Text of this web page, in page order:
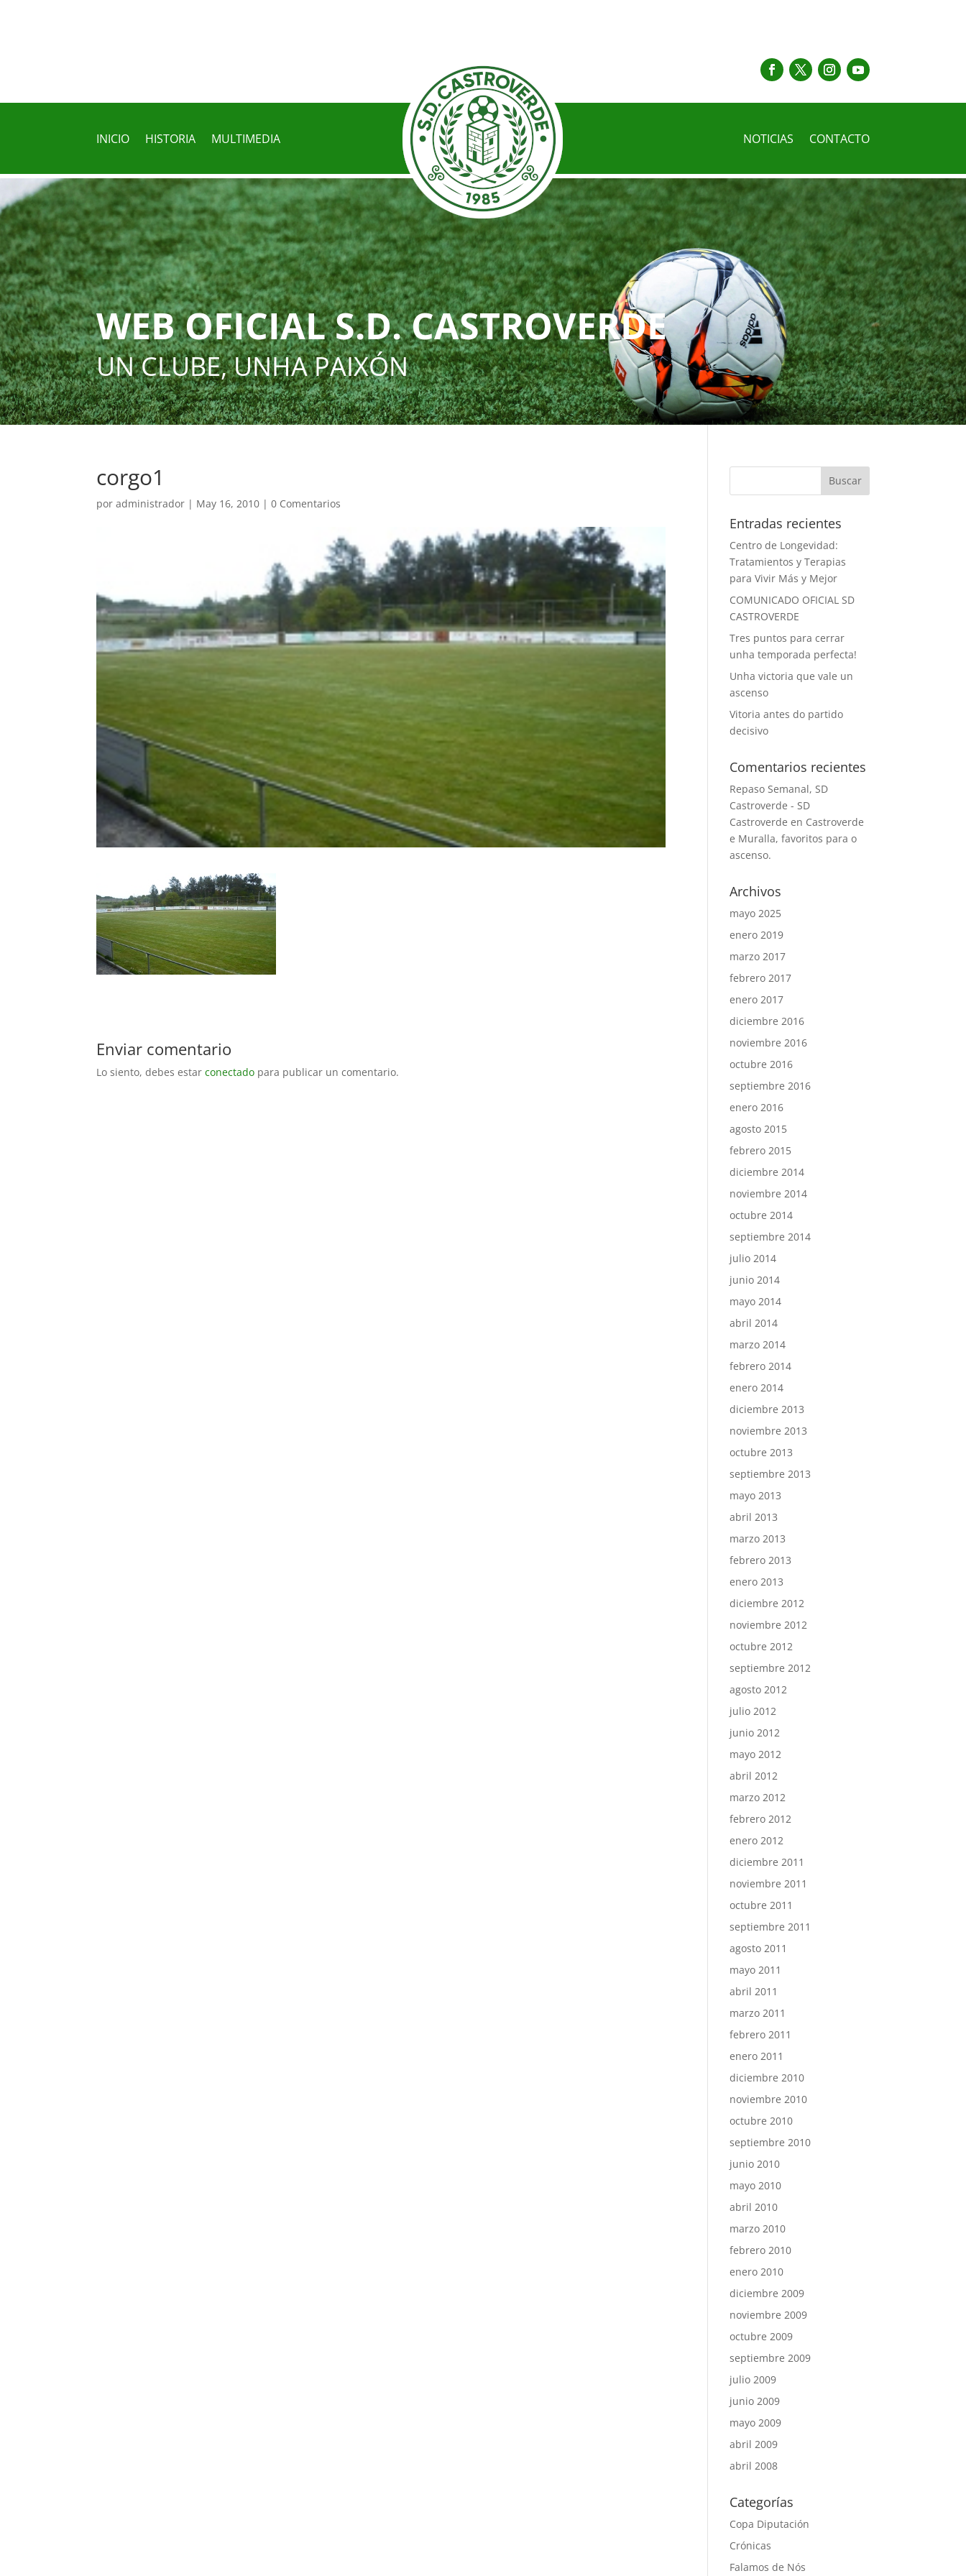
INICIO HISTORIA MULTIMEDIA NOTICIAS CONTACTO
WEB OFICIAL S.D. CASTROVERDE
UN CLUBE, UNHA PAIXÓN
corgo1
poradministrador | May 16, 2010 |0 Comentarios
Enviar comentario
Lo siento, debes estarconectado para publicar un comentario.
Entradas recientes
Centro de Longevidad:
Tratamientos y Terapias
para Vivir Más y Mejor
COMUNICADO OFICIAL SD
CASTROVERDE
Tres puntos para cerrar
unha temporada perfecta!
Unha victoria que vale un
ascenso
Vitoria antes do partido
decisivo
Comentarios recientes
Repaso Semanal, SD
Castroverde - SD
Castroverde en Castroverde
e Muralla, favoritos para o
ascenso.
Archivos
mayo 2025
enero 2019
marzo 2017
febrero 2017
enero 2017
diciembre 2016
noviembre 2016
octubre 2016
septiembre 2016
enero 2016
agosto 2015
febrero 2015
diciembre 2014
noviembre 2014
octubre 2014
septiembre 2014
julio 2014
junio 2014
mayo 2014
abril 2014
marzo 2014
febrero 2014
enero 2014
diciembre 2013
noviembre 2013
octubre 2013
septiembre 2013
mayo 2013
abril 2013
marzo 2013
febrero 2013
enero 2013
diciembre 2012
noviembre 2012
octubre 2012
septiembre 2012
agosto 2012
julio 2012
junio 2012
mayo 2012
abril 2012
marzo 2012
febrero 2012
enero 2012
diciembre 2011
noviembre 2011
octubre 2011
septiembre 2011
agosto 2011
mayo 2011
abril 2011
marzo 2011
febrero 2011
enero 2011
diciembre 2010
noviembre 2010
octubre 2010
septiembre 2010
junio 2010
mayo 2010
abril 2010
marzo 2010
febrero 2010
enero 2010
diciembre 2009
noviembre 2009
octubre 2009
septiembre 2009
julio 2009
junio 2009
mayo 2009
abril 2009
abril 2008
Categorías
Copa Diputación
Crónicas
Falamos de Nós